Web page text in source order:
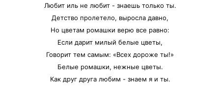
Любит иль не любит - знаешь только ты.
Детство пролетело, выросла давно,
Но цветам ромашки верю все равно:
Если дарит милый белые цветы,
Говорит тем самым: «Всех дороже ты!»
Белые ромашки, нежные цветы.
Как друг друга любим - знаем я и ты.